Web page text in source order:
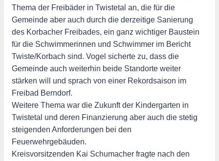
Thema der Freibäder in Twistetal an, die für die
Gemeinde aber auch durch die derzeitige Sanierung
des Korbacher Freibades, ein ganz wichtiger Baustein
für die Schwimmerinnen und Schwimmer im Bericht
Twiste/Korbach sind. Vogel sicherte zu, dass die
Gemeinde auch weiterhin beide Standorte weiter
stärken will und sprach von einer Rekordsaison im
Freibad Berndorf.
Weitere Thema war die Zukunft der Kindergarten in
Twistetal und deren Finanzierung aber auch die stetig
steigenden Anforderungen bei den
Feuerwehrgebäuden.
Kreisvorsitzenden Kai Schumacher fragte nach den